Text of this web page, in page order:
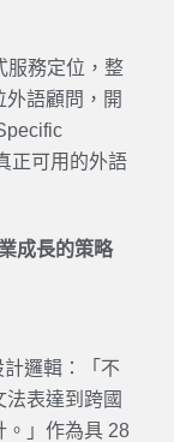
服務定位，整
外語顧問，開
正可用的外語
成長的策略
邏輯：「不
法表達到跨國
。」作為具 28